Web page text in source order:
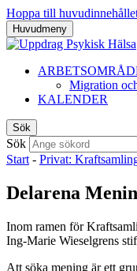
Hoppa till
Huvudmeny
Migration
KALENDER
Sök
Sök
Start - Privat:
Delarena
Inom ramen för
Ing-Marie Wieselgrens
Att söka mening är ett